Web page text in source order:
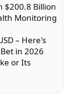
$200.8 Billion
Monitoring
– Here's
in 2026
or Its